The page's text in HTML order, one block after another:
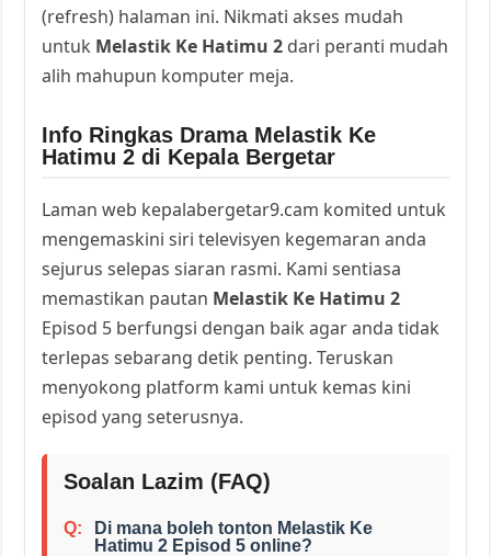
(refresh) halaman ini. Nikmati akses mudah
untuk Melastik Ke Hatimu 2 dari peranti mudah
alih mahupun komputer meja.
Info Ringkas Drama Melastik Ke
Hatimu 2 di Kepala Bergetar
Laman web kepalabergetar9.cam komited untuk
mengemaskini siri televisyen kegemaran anda
sejurus selepas siaran rasmi. Kami sentiasa
memastikan pautan Melastik Ke Hatimu 2
Episod 5 berfungsi dengan baik agar anda tidak
terlepas sebarang detik penting. Teruskan
menyokong platform kami untuk kemas kini
episod yang seterusnya.
Soalan Lazim (FAQ)
Di mana boleh tonton Melastik Ke
Hatimu 2 Episod 5 online?